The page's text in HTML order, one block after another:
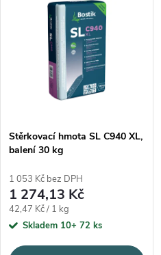
Stěrkovací hmota SL C940 XL,
balení 30 kg
1 053 Kč bez DPH
1 274,13 Kč
Měrná cena:
42,47 Kč / 1 kg
Skladem 10+ 72 ks